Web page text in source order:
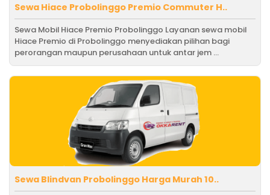
Sewa Hiace Probolinggo Premio Commuter H..
Sewa Mobil Hiace Premio Probolinggo Layanan sewa mobil
Hiace Premio di Probolinggo menyediakan pilihan bagi
perorangan maupun perusahaan untuk antar jem ...
Sewa Blindvan Probolinggo Harga Murah 10..